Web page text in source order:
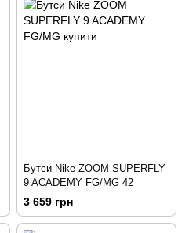
Бутси Nike ZOOM SUPERFLY
9 ACADEMY FG/MG 42
3 659 грн